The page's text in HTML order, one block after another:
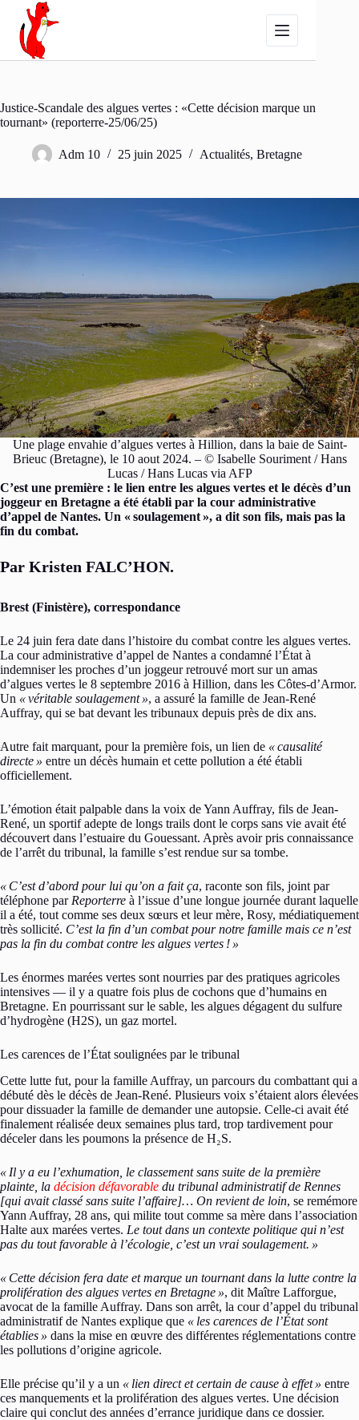
Passer
contenu
Justice-Scandale des algues vertes : «Cette décision marque un
tournant» (reporterre-25/06/25)
Adm 10 25 juin 2025 Actualités, Bretagne
Une plage envahie d’algues vertes à Hillion, dans la baie de Saint-
Brieuc (Bretagne), le 10 aout 2024. – © Isabelle Souriment / Hans
Lucas / Hans Lucas via AFP
C’est une première : le lien entre les algues vertes et le décès d’un
joggeur en Bretagne a été établi par la cour administrative
d’appel de Nantes. Un «soulagement», a dit son fils, mais pas la
fin du combat.
Par Kristen FALC’HON.
Brest (Finistère), correspondance
Le 24 juin fera date dans l’histoire du combat contre les algues vertes.
La cour administrative d’appel de Nantes a condamné l’État à
indemniser les proches d’un joggeur retrouvé mort sur un amas
d’algues vertes le 8 septembre 2016 à Hillion, dans les Côtes-d’Armor.
Un «véritable soulagement », a assuré la famille de Jean-René
Auffray, qui se bat devant les tribunaux depuis près de dix ans.
Autre fait marquant, pour la première fois, un lien de «causalité
directe » entre un décès humain et cette pollution a été établi
officiellement.
L’émotion était palpable dans la voix de Yann Auffray, fils de Jean-
René, un sportif adepte de longs trails dont le corps sans vie avait été
découvert dans l’estuaire du Gouessant. Après avoir pris connaissance
de l’arrêt du tribunal, la famille s’est rendue sur sa tombe.
« C’est d’abord pour lui qu’on a fait ça, raconte son fils, joint par
téléphone par Reporterre à l’issue d’une longue journée durant laquelle
il a été, tout comme ses deux sœurs et leur mère, Rosy, médiatiquement
très sollicité. C’est la fin d’un combat pour notre famille mais ce n’est
pas la fin du combat contre les algues vertes ! »
Les énormes marées vertes sont nourries par des pratiques agricoles
intensives — il y a quatre fois plus de cochons que d’humains en
Bretagne. En pourrissant sur le sable, les algues dégagent du sulfure
d’hydrogène (H2S), un gaz mortel.
Les carences de l’État soulignées par le tribunal
Cette lutte fut, pour la famille Auffray, un parcours du combattant qui a
débuté dès le décès de Jean-René. Plusieurs voix s’étaient alors élevées
pour dissuader la famille de demander une autopsie. Celle-ci avait été
finalement réalisée deux semaines plus tard, trop tardivement pour
déceler dans les poumons la présence de H₂S.
« Il y a eu l’exhumation, le classement sans suite de la première
plainte, la décision défavorable du tribunal administratif de Rennes
[qui avait classé sans suite l’affaire]… On revient de loin, se remémore
Yann Auffray, 28 ans, qui milite tout comme sa mère dans l’association
Halte aux marées vertes. Le tout dans un contexte politique qui n’est
pas du tout favorable à l’écologie, c’est un vrai soulagement. »
« Cette décision fera date et marque un tournant dans la lutte contre la
prolifération des algues vertes en Bretagne », dit Maître Lafforgue,
avocat de la famille Auffray. Dans son arrêt, la cour d’appel du tribunal
administratif de Nantes explique que « les carences de l’État sont
établies » dans la mise en œuvre des différentes réglementations contre
les pollutions d’origine agricole.
Elle précise qu’il y a un « lien direct et certain de cause à effet » entre
ces manquements et la prolifération des algues vertes. Une décision
claire qui conclut des années d’errance juridique dans ce dossier.